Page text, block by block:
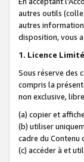
autres outils
autres
disposition, vous
1. Licence
Sous réserve des
compris la
non exclusive,
(a) copier et
(b) utiliser
cadre du
(c) accéder à et